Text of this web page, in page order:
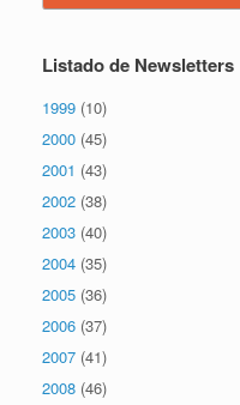
Listado de Newsletters
1999 (10)
2000 (45)
2001 (43)
2002 (38)
2003 (40)
2004 (35)
2005 (36)
2006 (37)
2007 (41)
2008 (46)